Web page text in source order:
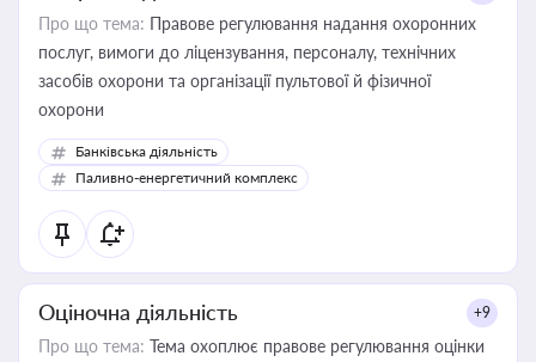
Про що тема: Правове регулювання надання охоронних
послуг, вимоги до ліцензування, персоналу, технічних
засобів охорони та організації пультової й фізичної
охорони
Банківська діяльність
Паливно-енергетичний комплекс
Оціночна діяльність +9
Про що тема: Тема охоплює правове регулювання оцінки